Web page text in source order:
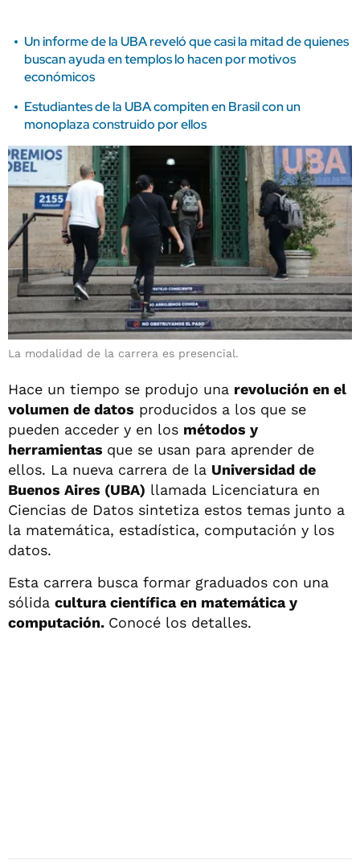
Un informe de la UBA reveló que casi la mitad de quienes
buscan ayuda en templos lo hacen por motivos
económicos
Estudiantes de la UBA compiten en Brasil con un
monoplaza construido por ellos
La modalidad de la carrera es presencial.
Hace un tiempo se produjo una revolución en el
volumen de datos producidos a los que se
pueden acceder y en los métodos y
herramientas que se usan para aprender de
ellos. La nueva carrera de la Universidad de
Buenos Aires (UBA) llamada Licenciatura en
Ciencias de Datos sintetiza estos temas junto a
la matemática, estadística, computación y los
datos.
Esta carrera busca formar graduados con una
sólida cultura científica en matemática y
computación. Conocé los detalles.